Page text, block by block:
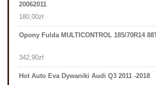
20062011
180,00zł
Opony Fulda MULTICONTROL 185/70R14
342,90zł
Hot Auto Eva Dywaniki Audi Q3 2011 -2018